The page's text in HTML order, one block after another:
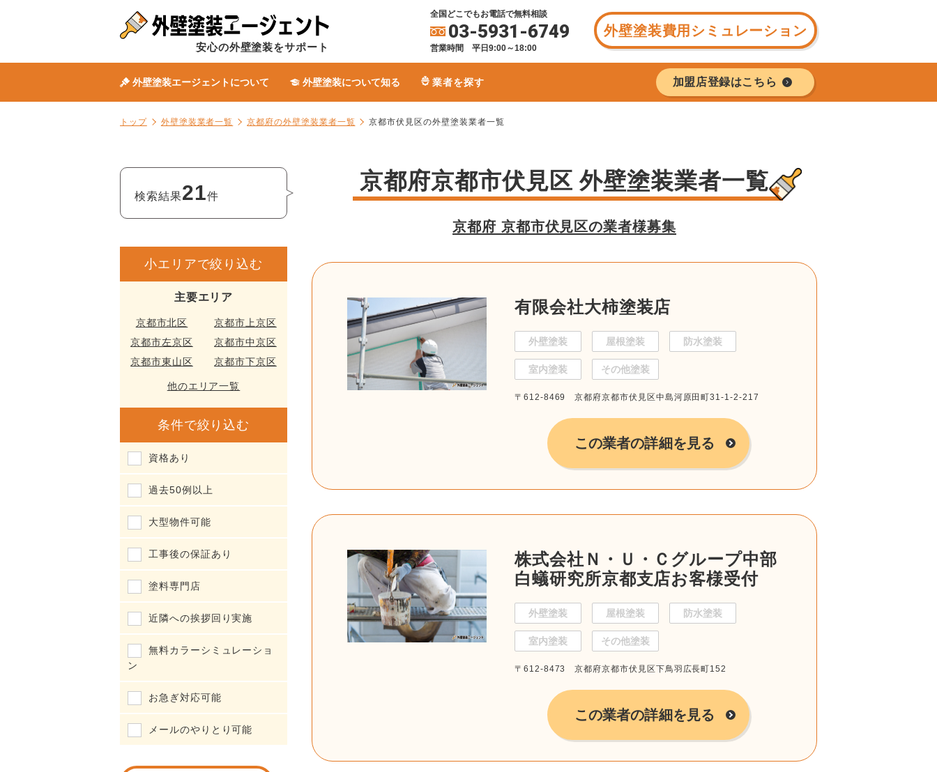
安心の外壁塗装をサポート
全国どこでもお電話で無料相談
03-5931-6749
営業時間 平日9:00～18:00
外壁塗装費用シミュレーション
外壁塗装エージェントについて 外壁塗装について知る 業者を探す 加盟店登録はこちら
トップ 外壁塗装業者一覧 京都府の外壁塗装業者一覧 京都市伏見区の外壁塗装業者一覧
検索結果21件
小エリアで絞り込む
主要エリア
京都市北区
京都市上京区
京都市左京区
京都市中京区
京都市東山区
京都市下京区
他のエリア一覧
条件で絞り込む
資格あり
過去50例以上
大型物件可能
工事後の保証あり
塗料専門店
近隣への挨拶回り実施
無料カラーシミュレーショ
ン
お急ぎ対応可能
メールのやりとり可能
京都府京都市伏見区 外壁塗装業者一覧
京都府 京都市伏見区の業者様募集
有限会社大柿塗装店
外壁塗装 屋根塗装 防水塗装
室内塗装 その他塗装
〒612-8469 京都府京都市伏見区中島河原田町31-1-2-217
この業者の詳細を見る
株式会社Ｎ・Ｕ・Ｃグループ中部
白蟻研究所京都支店お客様受付
外壁塗装 屋根塗装 防水塗装
室内塗装 その他塗装
〒612-8473 京都府京都市伏見区下鳥羽広長町152
この業者の詳細を見る